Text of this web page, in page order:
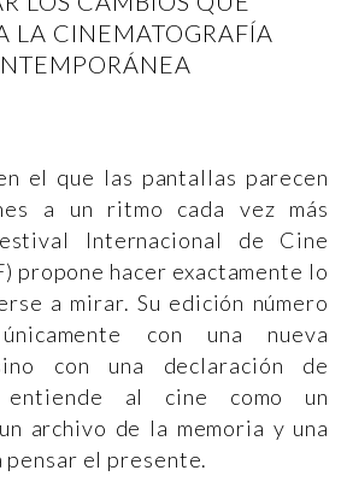
LA CINEMATOGRAFÍA
el que las pantallas parecen
a un ritmo cada vez más
Internacional de Cine
propone hacer exactamente lo
a mirar. Su edición número
con una nueva
con una declaración de
entiende al cine como un
archivo de la memoria y una
el presente.